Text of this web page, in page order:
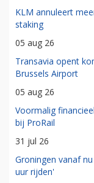
KLM annuleert
staking
05 aug 26
Transavia opent
Brussels Airport
05 aug 26
Voormalig
bij ProRail
31 jul 26
Groningen vanaf
uur rijden'